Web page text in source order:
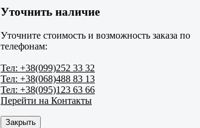
Уточнить наличие
Уточните стоимость и возможность заказа по
телефонам:
Тел: +38(099)252 33 32
Тел: +38(068)488 83 13
Тел: +38(095)123 63 66
Перейти на Контакты
Закрыть